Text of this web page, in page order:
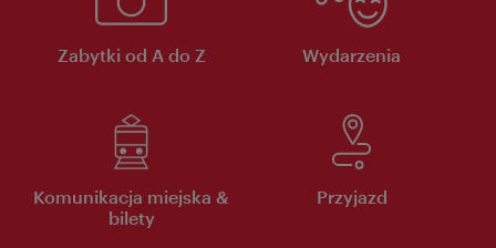
Zabytki od A do Z Wydarzenia
Komunikacja miejska &
bilety
Przyjazd